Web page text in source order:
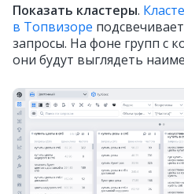
Показать кластеры.
в Топвизоре
запросы. На фоне групп с
они будут выглядеть